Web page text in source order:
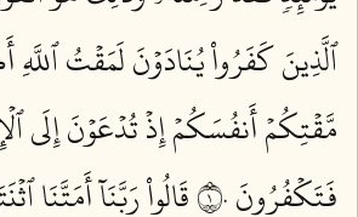
ٱلَّذِينَ كَفَرُواْ يُنَادَوۡنَ لَمَقۡتُ
مَّقۡتِكُمۡ أَنفُسَكُمۡ إِذۡ تُدۡعَوۡنَ إِلَى
فَتَكۡفُرُونَ ١٠
قَالُواْ رَبَّنَآ أَمَتَّنَا